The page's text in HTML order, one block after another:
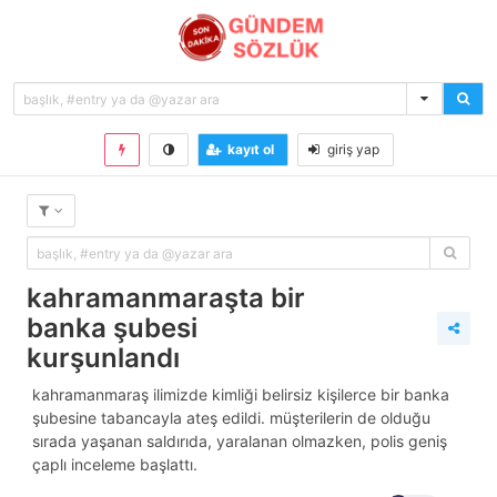
kayıt ol giriş yap
kahramanmaraşta bir
banka şubesi
kurşunlandı
kahramanmaraş ilimizde kimliği belirsiz kişilerce bir banka
şubesine tabancayla ateş edildi. müşterilerin de olduğu
sırada yaşanan saldırıda, yaralanan olmazken, polis geniş
çaplı inceleme başlattı.